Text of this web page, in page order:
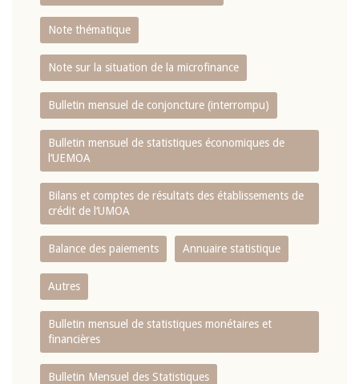
Note thématique
Note sur la situation de la microfinance
Bulletin mensuel de conjoncture (interrompu)
Bulletin mensuel de statistiques économiques de
l‘UEMOA
Bilans et comptes de résultats des établissements de
crédit de l‘UMOA
Balance des paiements Annuaire statistique
Autres
Bulletin mensuel de statistiques monétaires et
financières
Bulletin Mensuel des Statistiques